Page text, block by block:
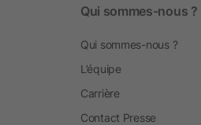
Qui sommes-nous ?
Qui sommes-nous ?
L’équipe
Carrière
Contact Presse